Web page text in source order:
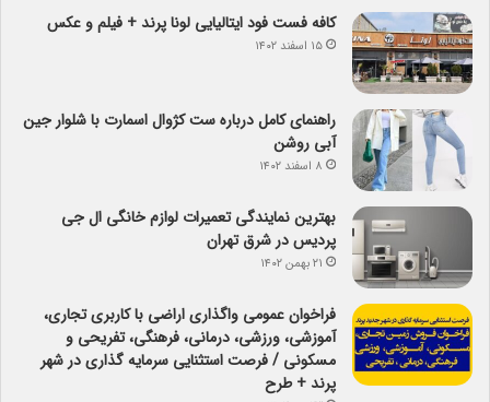
کافه فست فود ایتالیایی لونا پرند + فیلم و عکس
۱۵ اسفند ۱۴۰۲
راهنمای کامل درباره ست کژوال اسمارت با شلوار جین
آبی روشن
۸ اسفند ۱۴۰۲
بهترین نمایندگی تعمیرات لوازم خانگی ال جی
پردیس در شرق تهران
۲۱ بهمن ۱۴۰۲
فراخوان عمومی واگذاری اراضی با کاربری تجاری،
آموزشی، ورزشی، درمانی، فرهنگی، تفریحی و
مسکونی / فرصت استثنایی سرمایه گذاری در شهر
پرند + طرح